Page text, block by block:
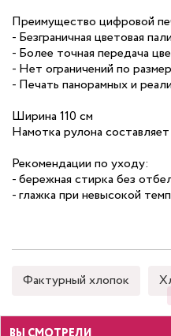
Преимущество цифровой
- Безграничная цветовая
- Более точная передача
- Нет ограничений по
- Печать панорамных и
Ширина 110 см
Намотка рулона
Рекомендации по уходу:
- бережная стирка без
- глажка при невысокой
Фактурный хлопок